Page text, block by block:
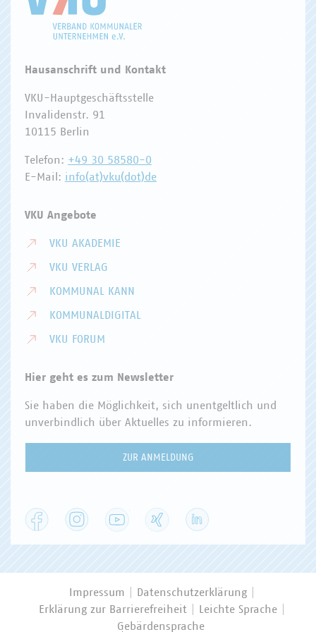
Hausanschrift und Kontakt
VKU-Hauptgeschäftsstelle
Invalidenstr. 91
10115 Berlin
Telefon: +49 30 58580-0
E-Mail: info(at)vku(dot)de
VKU Angebote
VKU AKADEMIE
VKU VERLAG
KOMMUNAL KANN
KOMMUNALDIGITAL
VKU FORUM
Hier geht es zum Newsletter
Sie haben die Möglichkeit, sich unentgeltlich und
unverbindlich über Aktuelles zu informieren.
ZUR ANMELDUNG
Facebook Instagram YouTube
Impressum
Datenschutzerklärung
Erklärung zur Barrierefreiheit
Leichte Sprache
Gebärdensprache